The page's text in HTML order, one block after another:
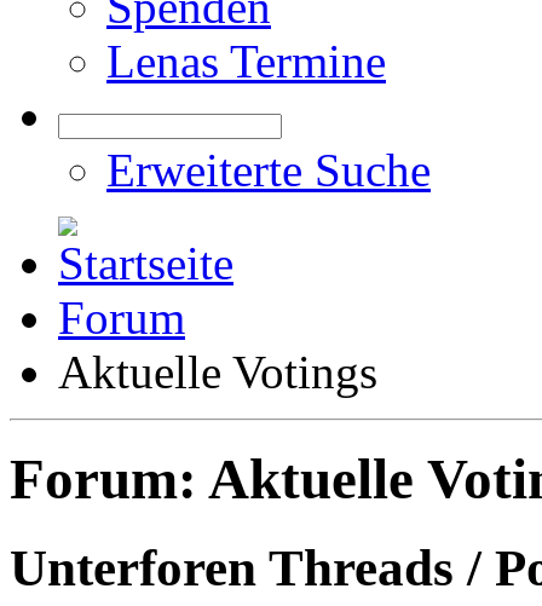
Lenas Termine
Erweiterte Suche
Forum
Aktuelle Votings
Forum: Aktuelle
Unterforen Threads /